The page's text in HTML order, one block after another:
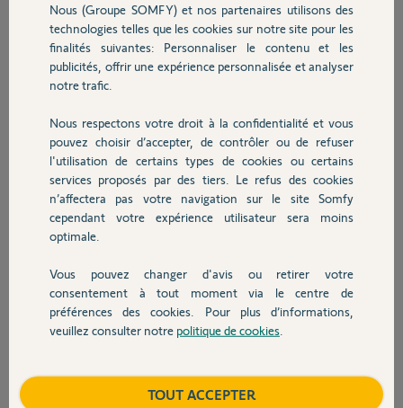
Sécurité
Domotique
Chauffage
Autres produits
Devis avec un pro
Contact
du locataire d avant.
pouvez vous svp déconnecter ce dernier ?
voici le code pin 1005 3475 5329
En vous remerciant.
Cordialement
Mme Stéphanie RENON
Merci,
STEPHANIE R.
Participer au fil de discussion
Nous (Groupe SOMFY) et nos partenaires utilisons des
technologies telles que les cookies sur notre site pour les
finalités suivantes: Personnaliser le contenu et les
publicités, offrir une expérience personnalisée et analyser
notre trafic.
Nous respectons votre droit à la confidentialité et vous
pouvez choisir d’accepter, de contrôler ou de refuser
l'utilisation de certains types de cookies ou certains
services proposés par des tiers. Le refus des cookies
n’affectera pas votre navigation sur le site Somfy
cependant votre expérience utilisateur sera moins
optimale.
Vous pouvez changer d'avis ou retirer votre
consentement à tout moment via le centre de
préférences des cookies. Pour plus d’informations,
veuillez consulter notre politique de cookies
TOUT ACCEPTER